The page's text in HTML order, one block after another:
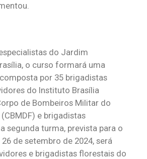
do Jardim
o curso formará uma
por 35 brigadistas
do Instituto Brasília
de Bombeiros Militar do
e brigadistas
segunda turma, prevista para o
de setembro de 2024, será
e brigadistas florestais do